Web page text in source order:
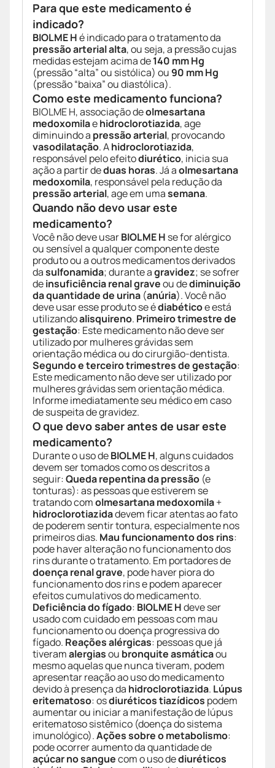
Para que este medicamento é
indicado?
BIOLME Hé indicado para o tratamento da
pressão arterial alta, ou seja, a pressão cujas
medidas estejam acima de140 mm Hg
(pressão “alta” ou sistólica) ou 90 mm Hg
(pressão “baixa” ou diastólica).
Como este medicamento funciona?
BIOLME H, associação deolmesartana
medoxomilaehidroclorotiazida, age
diminuindo a pressão arterial, provocando
vasodilatação. Ahidroclorotiazida,
responsável pelo efeitodiurético, inicia sua
ação a partir deduas horas. Já aolmesartana
medoxomila, responsável pela redução da
pressão arterial, age em umasemana.
Quando não devo usar este
medicamento?
Você não deve usarBIOLME H se for alérgico
ou sensível a qualquer componente deste
produto ou a outros medicamentos derivados
dasulfonamida; durante agravidez; se sofrer
deinsuficiência renal graveou dediminuição
da quantidade de urina (anúria). Você não
deve usar esse produto se édiabéticoe está
utilizandoalisquireno. Primeiro trimestre de
gestação: Este medicamento não deve ser
utilizado por mulheres grávidas sem
orientação médica ou do cirurgião-dentista.
Segundo e terceiro trimestres de gestação:
Este medicamento não deve ser utilizado por
mulheres grávidas sem orientação médica.
Informe imediatamente seu médico em caso
de suspeita de gravidez.
O que devo saber antes de usar este
medicamento?
Durante o uso deBIOLME H, alguns cuidados
devem ser tomados como os descritos a
seguir:Queda repentina da pressão (e
tonturas): as pessoas que estiverem se
tratando comolmesartana medoxomila+
hidroclorotiazidadevem ficar atentas ao fato
de poderem sentir tontura, especialmente nos
primeiros dias. Mau funcionamento dos rins:
pode haver alteração no funcionamento dos
rins durante o tratamento. Em portadores de
doença renal grave, pode haver piora do
funcionamento dos rins e podem aparecer
efeitos cumulativos do medicamento.
Deficiência do fígado: BIOLME Hdeve ser
usado com cuidado em pessoas com mau
funcionamento ou doença progressiva do
fígado. Reações alérgicas: pessoas que já
tiveramalergiasou bronquite asmáticaou
mesmo aquelas que nunca tiveram, podem
apresentar reação ao uso do medicamento
devido à presença da hidroclorotiazida. Lúpus
eritematoso: osdiuréticos tiazídicos podem
aumentar ou iniciar a manifestação de lúpus
eritematoso sistêmico (doença do sistema
imunológico).Ações sobre o metabolismo:
pode ocorrer aumento da quantidade de
açúcar no sanguecom o uso dediuréticos